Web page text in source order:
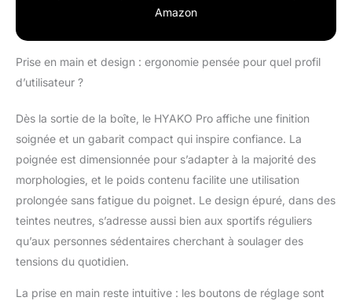
Amazon
Prise en main et design : ergonomie pensée pour quel profil
d’utilisateur ?
Dès la sortie de la boîte, le HYAKO Pro affiche une finition
soignée et un gabarit compact qui inspire confiance. La
poignée est dimensionnée pour s’adapter à la majorité des
morphologies, et le poids contenu facilite une utilisation
prolongée sans fatigue du poignet. Le design épuré, dans des
teintes neutres, s’adresse aussi bien aux sportifs réguliers
qu’aux personnes sédentaires cherchant à soulager des
tensions du quotidien.
La prise en main reste intuitive : les boutons de réglage sont